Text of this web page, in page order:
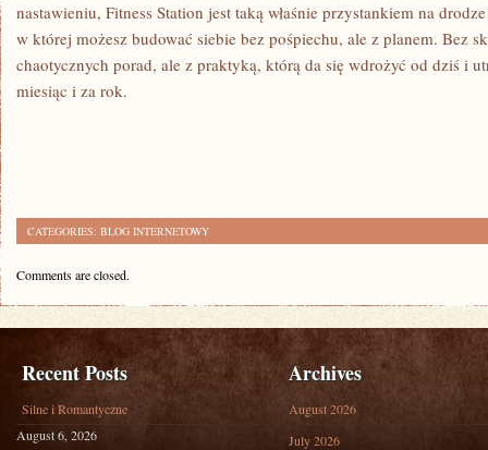
nastawieniu, Fitness Station jest taką właśnie przystankiem na
w której możesz budować siebie bez pośpiechu, ale z planem. Bez
chaotycznych porad, ale z praktyką, którą da się wdrożyć od dziś i
miesiąc i za rok.
CATEGORIES: BLOG INTERNETOWY
Comments are closed.
Recent Posts
Silne i Romantyczne
August 6, 2026
Archives
August 2026
July 2026